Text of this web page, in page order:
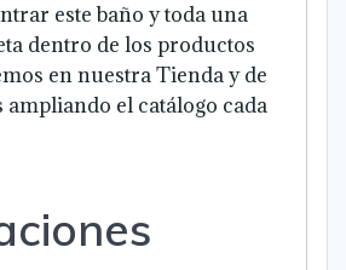
este baño y toda una
dentro de los productos
en nuestra Tienda y de
ampliando el catálogo cada